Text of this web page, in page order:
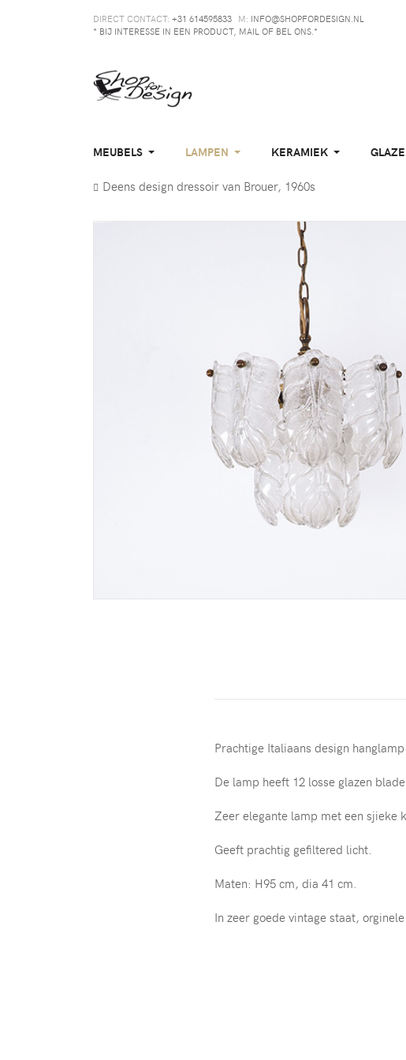
DIRECT CONTACT: +31 614595833 M: INFO@SHOPFORDESIGN.NL
* BIJ INTERESSE IN EEN PRODUCT, MAIL OF BEL ONS.*
MEUBELS LAMPEN KERAMIEK
Deens design dressoir van Brouer, 1960s
Prachtige Italiaans design
De lamp heeft 12 losse glazen
Zeer elegante lamp met een sjieke
Geeft prachtig gefiltered licht.
Maten: H95 cm, dia 41 cm.
In zeer goede vintage staat,